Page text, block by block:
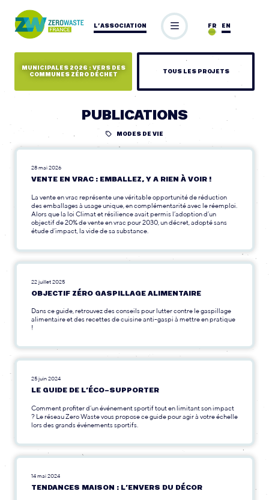
L’ASSOCIATION EN
FR
MUNICIPALES 2026 : VERS DES
COMMUNES ZÉRO DÉCHET
TOUS LES PROJETS
PUBLICATIONS
MODES DE VIE
28 mai 2026
VENTE EN VRAC : EMBALLEZ, Y A RIEN À VOIR !
La vente en vrac représente une véritable opportunité de réduction
des emballages à usage unique, en complémentarité avec le réemploi.
Alors que la loi Climat et résilience avait permis l’adoption d’un
objectif de 20% de vente en vrac pour 2030, un décret, adopté sans
étude d’impact, la vide de sa substance.
22 juillet 2025
OBJECTIF ZÉRO GASPILLAGE ALIMENTAIRE
Dans ce guide, retrouvez des conseils pour lutter contre le gaspillage
alimentaire et des recettes de cuisine anti-gaspi à mettre en pratique
!
25 juin 2024
LE GUIDE DE L’ÉCO-SUPPORTER
Comment profiter d’un événement sportif tout en limitant son impact
? Le réseau Zero Waste vous propose ce guide pour agir à votre échelle
lors des grands événements sportifs.
14 mai 2024
TENDANCES MAISON : L’ENVERS DU DÉCOR